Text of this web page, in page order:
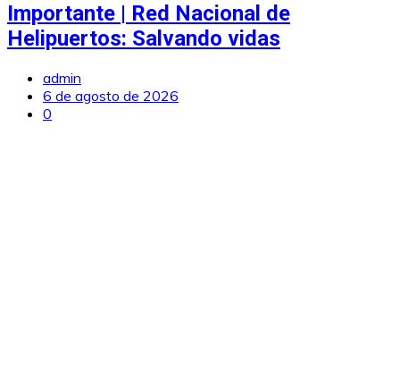
Importante | Red Nacional de
Helipuertos: Salvando vidas
admin
6 de agosto de 2026
0